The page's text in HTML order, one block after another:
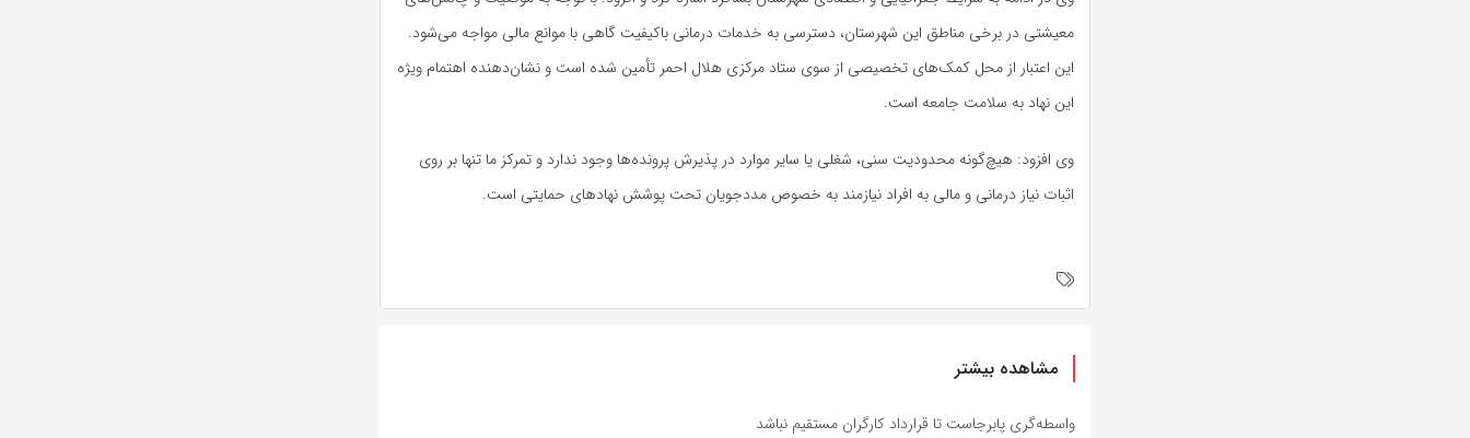
معیشتی در برخی مناطق این شهرستان، دسترسی به خدمات درمانی باکیفیت گاهی با موانع مالی مواجه می‌شود.
این اعتبار از محل کمک‌های تخصیصی از سوی ستاد مرکزی هلال احمر تأمین شده است و نشان‌دهنده اهتمام ویژه
این نهاد به سلامت جامعه است.
وی افزود: هیچ‌گونه محدودیت سنی، شغلی یا سایر موارد در پذیرش پرونده‌ها وجود ندارد و تمرکز ما تنها بر روی
اثبات نیاز درمانی و مالی به افراد نیازمند به خصوص مددجویان تحت پوشش نهادهای حمایتی است.
مشاهده بیشتر
واسطه‌گری پابرجاست تا قرارداد کارگران مستقیم نباشد